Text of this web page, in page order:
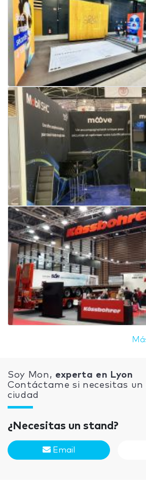
Soy Mon, experta en Lyon
Contáctame si necesitas un
ciudad
¿Necesitas un stand?
Email